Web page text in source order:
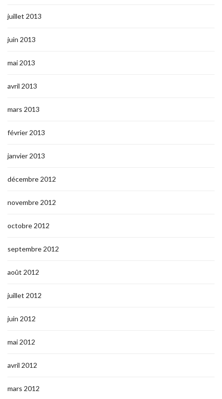
juillet 2013
juin 2013
mai 2013
avril 2013
mars 2013
février 2013
janvier 2013
décembre 2012
novembre 2012
octobre 2012
septembre 2012
août 2012
juillet 2012
juin 2012
mai 2012
avril 2012
mars 2012